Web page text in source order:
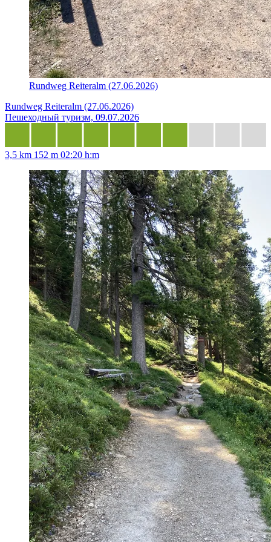
Rundweg Reiteralm (27.06.2026)
Rundweg Reiteralm (27.06.2026)
Пешеходный туризм, 09.07.2026
3,5 km 152 m 02:20 h:m